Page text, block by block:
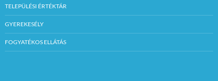
TELEPÜLÉSI ÉRTÉKTÁR
GYEREKESÉLY
FOGYATÉKOS ELLÁTÁS